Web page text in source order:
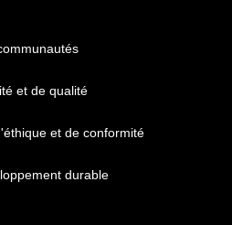
et de qualité
et de conformité
durable